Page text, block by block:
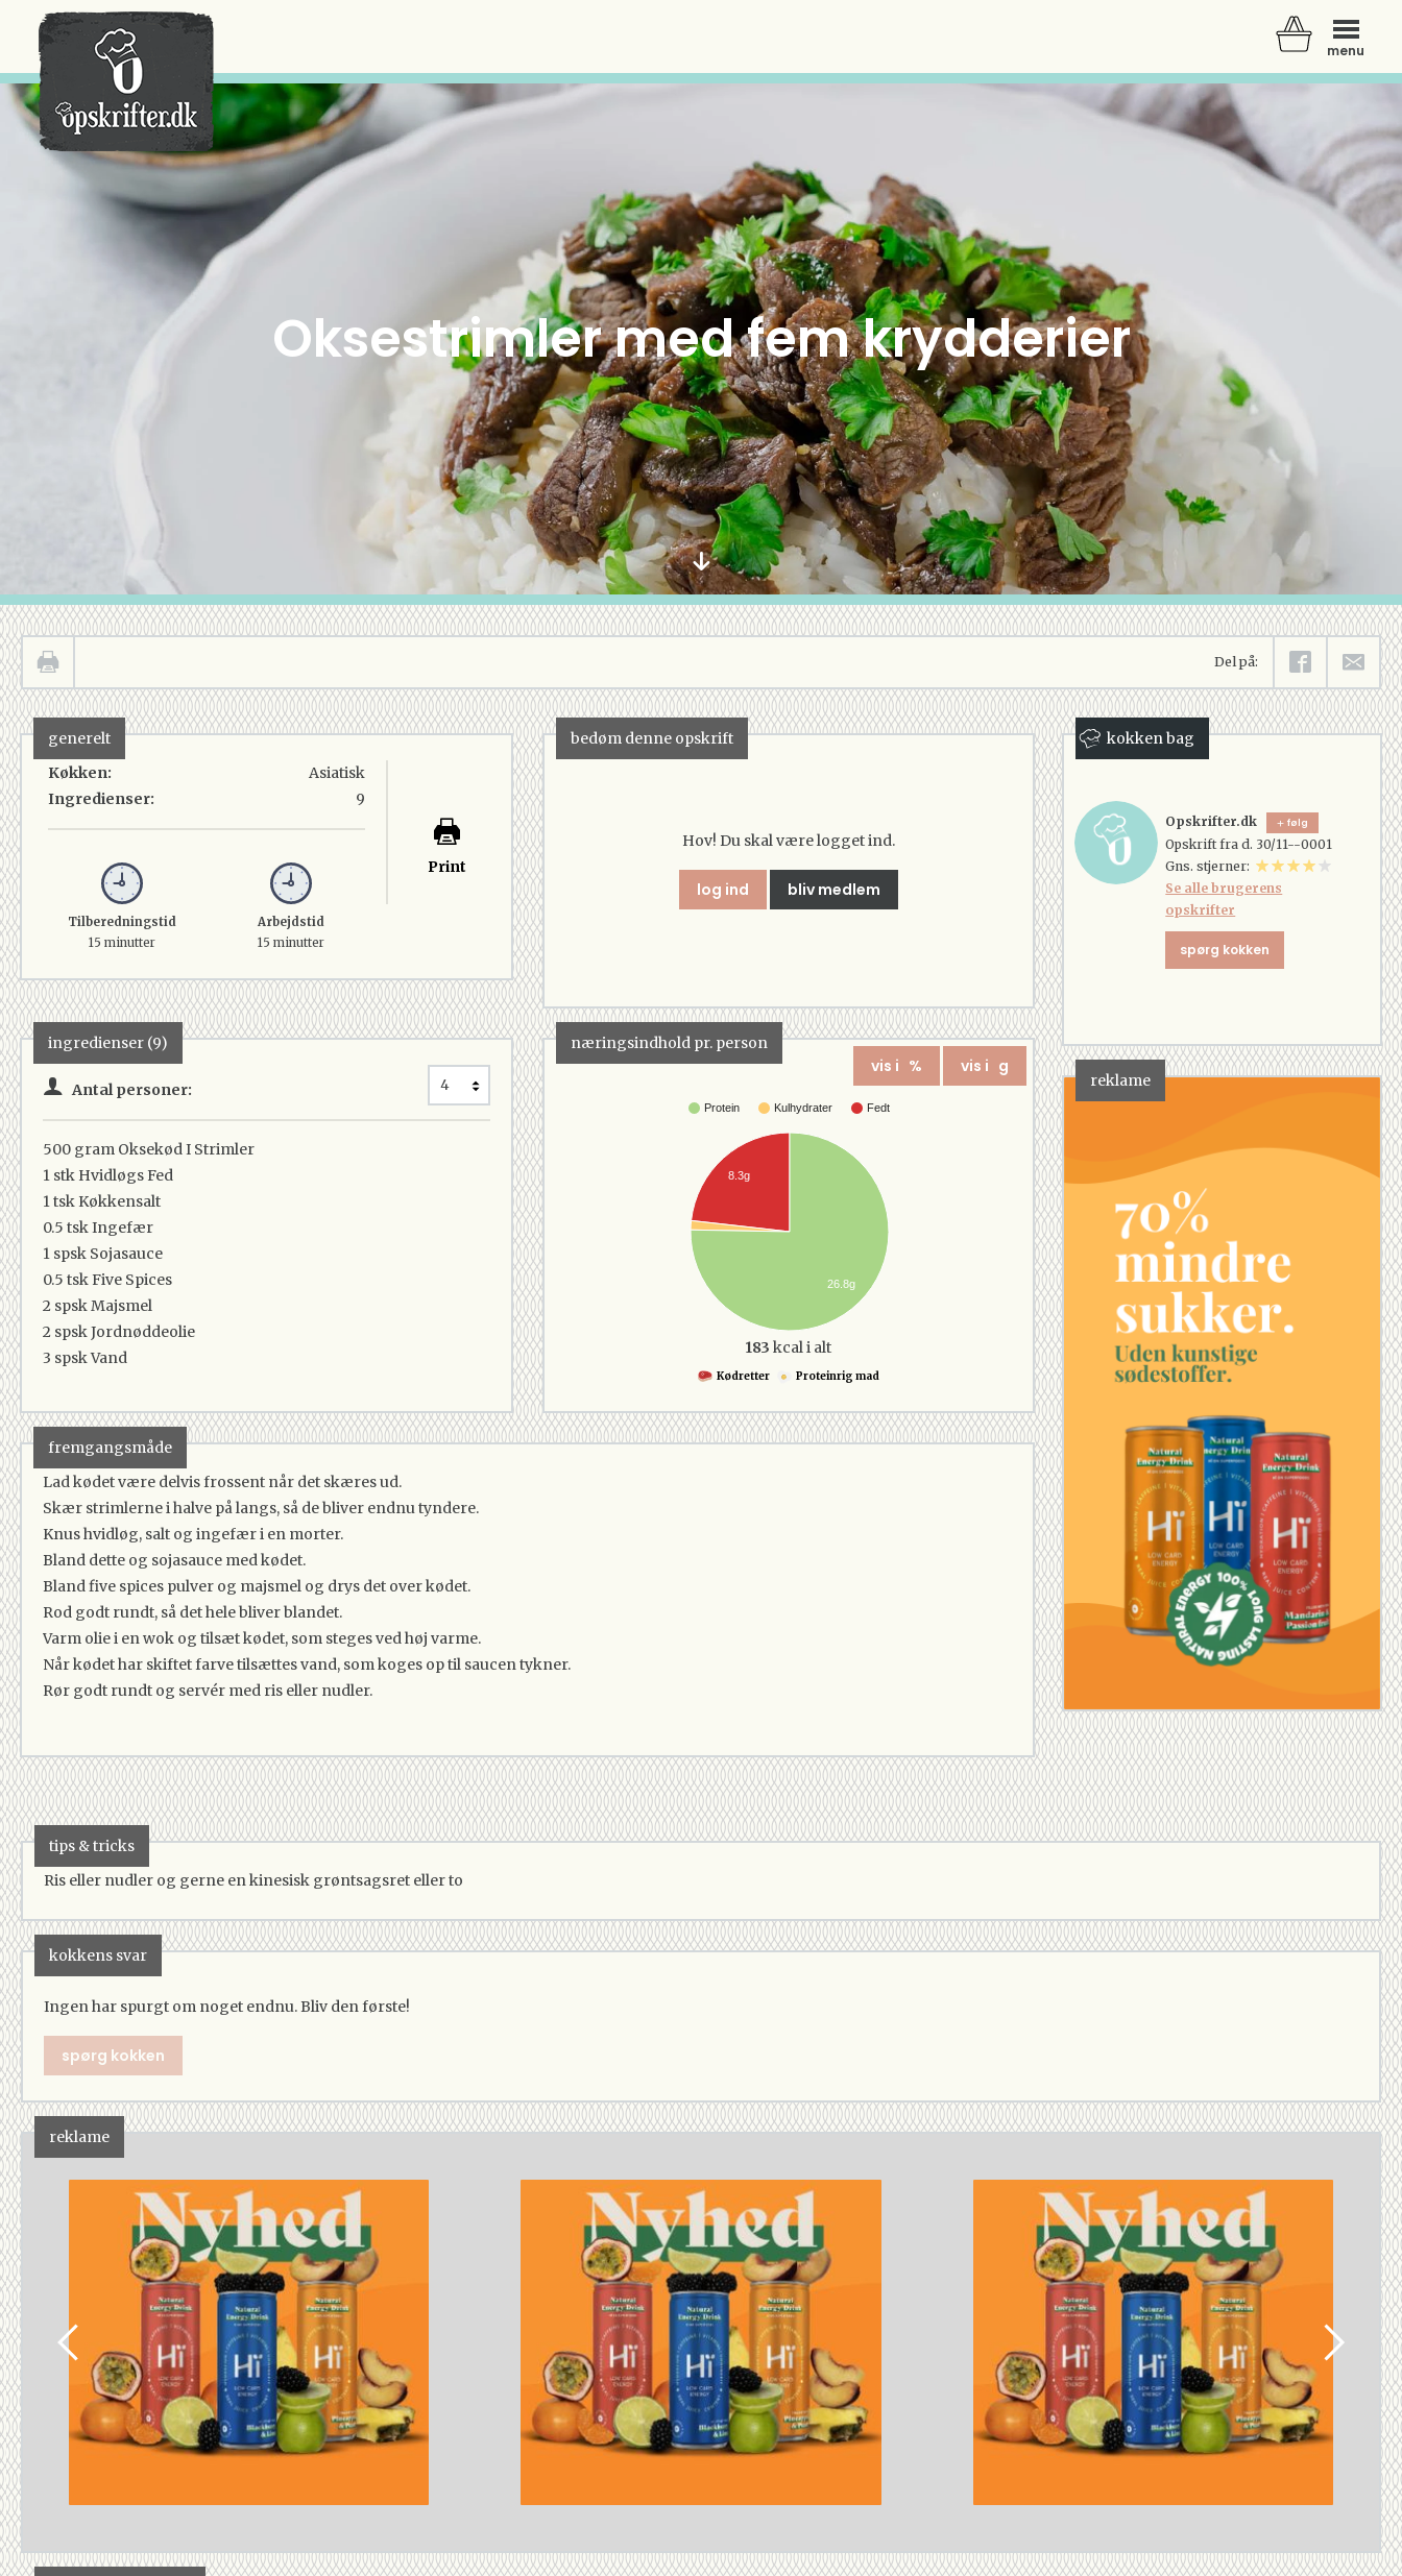
menu
Der er ingen varer i din kurv.
Oksestrimler med fem krydderier
Del på:
generelt
Køkken:
Ingredienser:
Asiatisk
9
Tilberedningstid
15 minutter
Arbejdstid
15 minutter
Print
bedøm denne opskrift
Hov! Du skal være logget ind.
log ind bliv medlem
ingredienser (9)
Antal personer:
500 gram Oksekød I Strimler
1 stk Hvidløgs Fed
1 tsk Køkkensalt
0.5 tskIngefær
1 spsk Sojasauce
0.5 tskFive Spices
2 spskMajsmel
2 spskJordnøddeolie
3 spskVand
næringsindhold pr. person
vis i % vis i g
Protein Kulhydrater Fedt
8.3g
26.8g
183 kcal i alt
Kødretter Proteinrig mad
fremgangsmåde
Lad kødet være delvis frossent når det skæres ud.
Skær strimlerne i halve på langs, så de bliver endnu tyndere.
Knus hvidløg, salt og ingefær i en morter.
Bland dette og sojasauce med kødet.
Bland five spices pulver og majsmel og drys det over kødet.
Rod godt rundt, så det hele bliver blandet.
Varm olie i en wok og tilsæt kødet, som steges ved høj varme.
Når kødet har skiftet farve tilsættes vand, som koges op til saucen tykner.
Rør godt rundt og servér med ris eller nudler.
kokken bag
Opskrifter.dk følg
Opskrift fra d. 30/11--0001
Gns. stjerner:
Se alle brugerens
opskrifter
spørg kokken
reklame
tips & tricks
Ris eller nudler og gerne en kinesisk grøntsagsret eller to
kokkens svar
Ingen har spurgt om noget endnu. Bliv den første!
spørg kokken
reklame